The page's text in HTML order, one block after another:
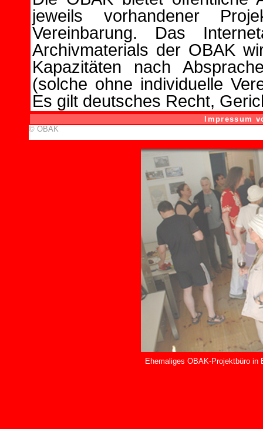
jeweils vorhandener
Vereinbarung. Das
Archivmaterials der OBAK
Kapazitäten nach
(solche ohne individuelle
Es gilt deutsches Recht,
Impressum
Ehemaliges OBAK-Projektbüro in